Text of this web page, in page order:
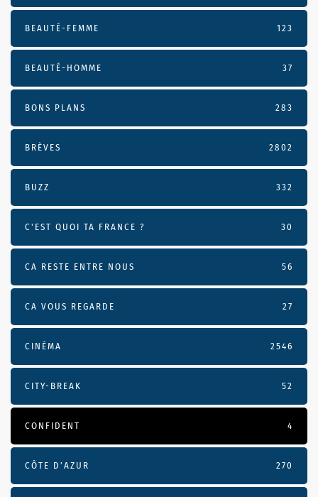
BEAUTÉ-FEMME 123
BEAUTÉ-HOMME 37
BONS PLANS 283
BRÈVES 2802
BUZZ 332
C'EST QUOI TA FRANCE ? 30
CA RESTE ENTRE NOUS 56
CA VOUS REGARDE 27
CINÉMA 2546
CITY-BREAK 52
CONFIDENT 4
CÔTE D’AZUR 270